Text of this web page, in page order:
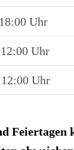
Feiertagen